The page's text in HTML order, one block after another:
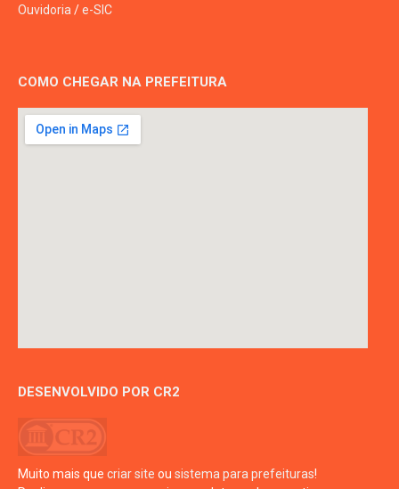
Ouvidoria /e-SIC
COMO CHEGAR NA PREFEITURA
DESENVOLVIDO POR CR2
Muito mais que criar site ou sistema para prefeituras!